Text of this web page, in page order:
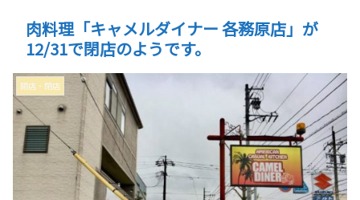
肉料理「キャメルダイナー 各務原店」が
12/31で閉店のようです。
開店・閉店